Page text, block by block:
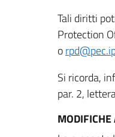
Tali diritti
Protection
o
Si ricorda,
par. 2,